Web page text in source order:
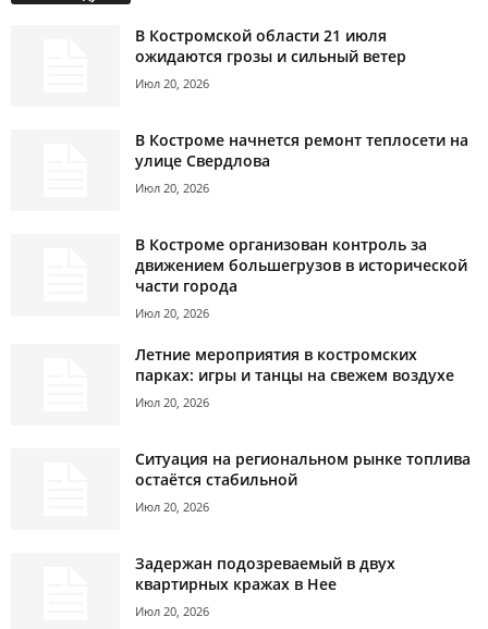
В Костромской области 21 июля
ожидаются грозы и сильный ветер
Июл 20, 2026
В Костроме начнется ремонт теплосети на
улице Свердлова
Июл 20, 2026
В Костроме организован контроль за
движением большегрузов в исторической
части города
Июл 20, 2026
Летние мероприятия в костромских
парках: игры и танцы на свежем воздухе
Июл 20, 2026
Ситуация на региональном рынке топлива
остаётся стабильной
Июл 20, 2026
Задержан подозреваемый в двух
квартирных кражах в Нее
Июл 20, 2026